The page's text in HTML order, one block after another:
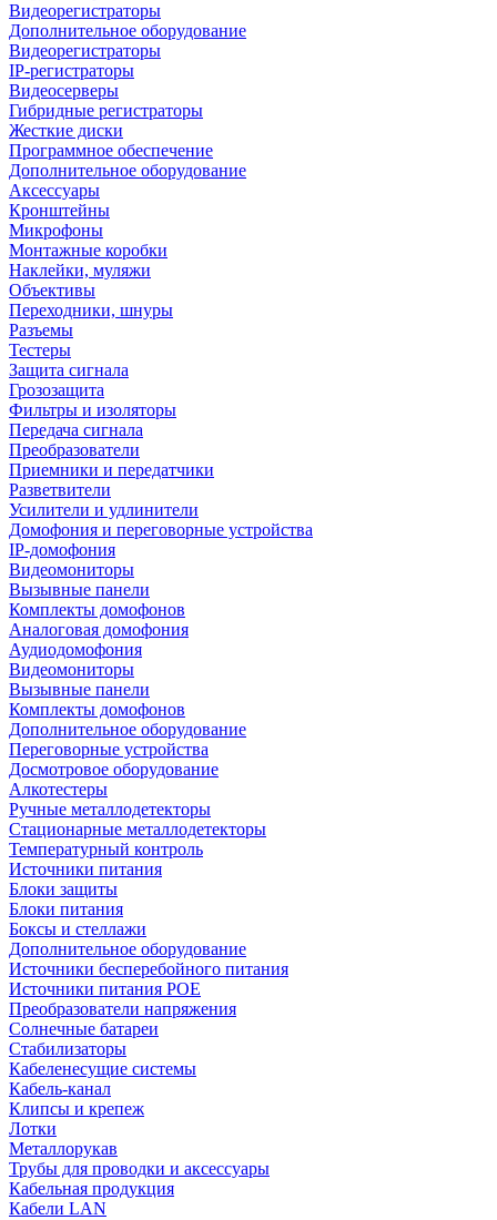
Видеорегистраторы
Дополнительное оборудование
Видеорегистраторы
IP-регистраторы
Видеосерверы
Гибридные регистраторы
Жесткие диски
Программное обеспечение
Дополнительное оборудование
Аксессуары
Кронштейны
Микрофоны
Монтажные коробки
Наклейки, муляжи
Объективы
Переходники, шнуры
Разъемы
Тестеры
Защита сигнала
Грозозащита
Фильтры и изоляторы
Передача сигнала
Преобразователи
Приемники и передатчики
Разветвители
Усилители и удлинители
Домофония и переговорные устройства
IP-домофония
Видеомониторы
Вызывные панели
Комплекты домофонов
Аналоговая домофония
Аудиодомофония
Видеомониторы
Вызывные панели
Комплекты домофонов
Дополнительное оборудование
Переговорные устройства
Досмотровое оборудование
Алкотестеры
Ручные металлодетекторы
Стационарные металлодетекторы
Температурный контроль
Источники питания
Блоки защиты
Блоки питания
Боксы и стеллажи
Дополнительное оборудование
Источники бесперебойного питания
Источники питания POE
Преобразователи напряжения
Солнечные батареи
Стабилизаторы
Кабеленесущие системы
Кабель-канал
Клипсы и крепеж
Лотки
Металлорукав
Трубы для проводки и аксессуары
Кабельная продукция
Кабели LAN